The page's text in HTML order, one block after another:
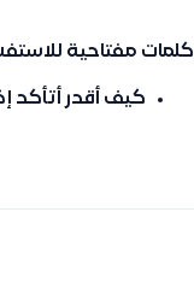
كلمات مفتاحية
كيف أقدر أتأكد